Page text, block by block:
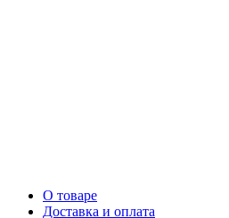
О товаре
Доставка и оплата